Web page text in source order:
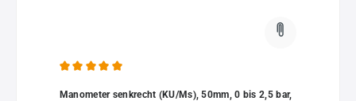
Manometer senkrecht (KU/Ms), 50mm, 0 bis 2,5 bar,